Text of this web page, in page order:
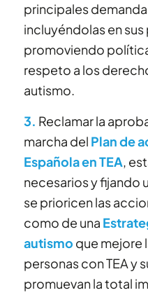
principales
incluyéndolas en
promoviendo
respeto a los
autismo.
3. Reclamar la
marcha del Plan de
Española en TEA,
necesarios y fijando
se prioricen las
como de una
autismo que mejore
personas con TEA y
promuevan la total